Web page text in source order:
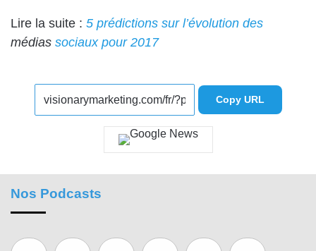
Lire la suite : 5 prédictions sur l’évolution des
médias sociaux pour 2017
Copy URL
Nos Podcasts